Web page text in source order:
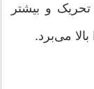
و بیشتر
می‌برد.